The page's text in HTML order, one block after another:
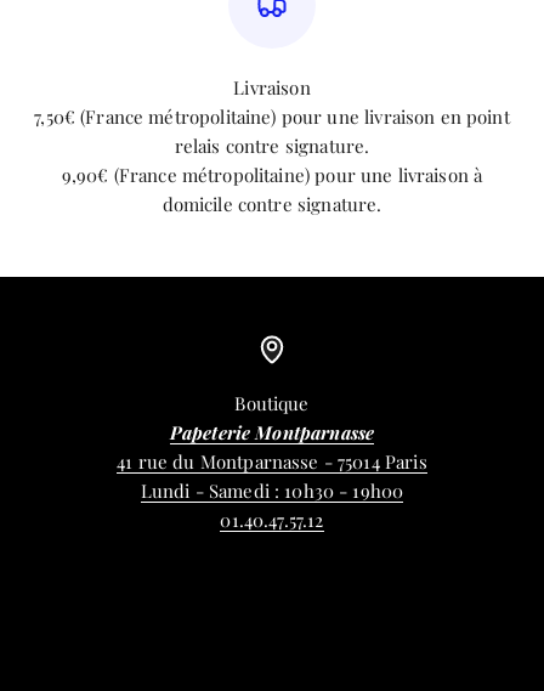
Livraison
7,50€ (France métropolitaine) pour une livraison en point
relais contre signature.
9,90€ (France métropolitaine) pour une livraison à
domicile contre signature.
Boutique
Papeterie Montparnasse
41 rue du Montparnasse - 75014 Paris
Lundi - Samedi : 10h30 - 19h00
01.40.47.57.12